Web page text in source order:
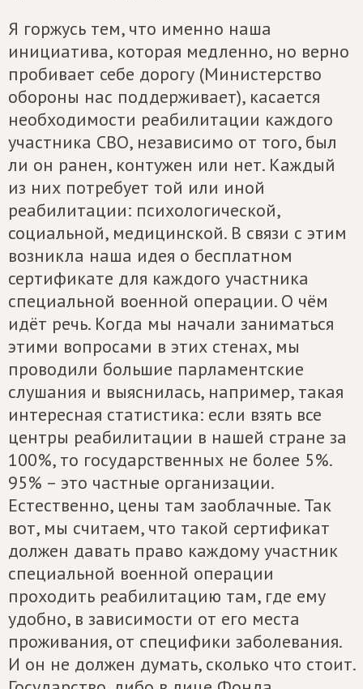
Я горжусь тем, что именно наша
инициатива, которая медленно, но верно
пробивает себе дорогу (Министерство
обороны нас поддерживает), касается
необходимости реабилитации каждого
участника СВО, независимо от того, был
ли он ранен, контужен или нет. Каждый
из них потребует той или иной
реабилитации: психологической,
социальной, медицинской. В связи с этим
возникла наша идея о бесплатном
сертификате для каждого участника
специальной военной операции. О чём
идёт речь. Когда мы начали заниматься
этими вопросами в этих стенах, мы
проводили большие парламентские
слушания и выяснилась, например, такая
интересная статистика: если взять все
центры реабилитации в нашей стране за
100%, то государственных не более 5%.
95% – это частные организации.
Естественно, цены там заоблачные. Так
вот, мы считаем, что такой сертификат
должен давать право каждому участник
специальной военной операции
проходить реабилитацию там, где ему
удобно, в зависимости от его места
проживания, от специфики заболевания.
И он не должен думать, сколько что стоит.